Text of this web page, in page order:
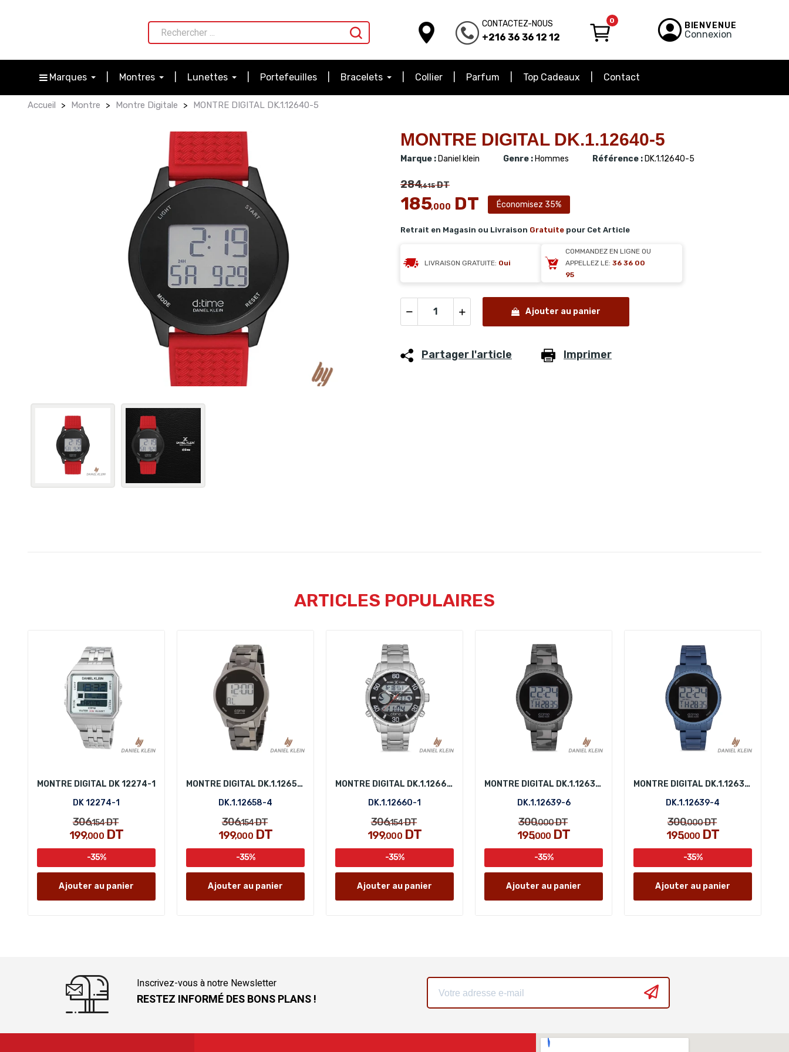
CONTACTEZ-NOUS
+216 36 36 12 12
0 BIENVENUE
Connexion
Marques Montres Lunettes Portefeuilles Bracelets Collier Parfum Top Cadeaux Contact
Accueil Montre Montre Digitale MONTRE DIGITAL DK.1.12640-5
MONTRE DIGITAL DK.1.12640-5
Marque : Daniel klein Genre : Hommes Référence : DK.1.12640-5
284,615DT
185,000 DT Économisez 35%
Retrait en Magasin ou Livraison Gratuite pour Cet Article
LIVRAISON GRATUITE: Oui
COMMANDEZ EN LIGNE OU
APPELLEZ LE: 36 36 00
95
Ajouter au panier
Partager l'article Imprimer
ARTICLES POPULAIRES
MONTRE DIGITAL DK 12274-1
DK 12274-1
306,154DT
199,000DT
-35%
Ajouter au panier
MONTRE DIGITAL DK.1.12658-4
DK.1.12658-4
306,154DT
199,000DT
-35%
Ajouter au panier
MONTRE DIGITAL DK.1.12660-1
DK.1.12660-1
306,154DT
199,000DT
-35%
Ajouter au panier
MONTRE DIGITAL DK.1.12639-6
DK.1.12639-6
300,000DT
195,000 DT
-35%
Ajouter au panier
MONTRE DIGITAL DK.1.12639-4
DK.1.12639-4
300,000DT
195,000 DT
-35%
Ajouter au panier
Inscrivez-vous à notre Newsletter
RESTEZ INFORMÉ DES BONS PLANS !